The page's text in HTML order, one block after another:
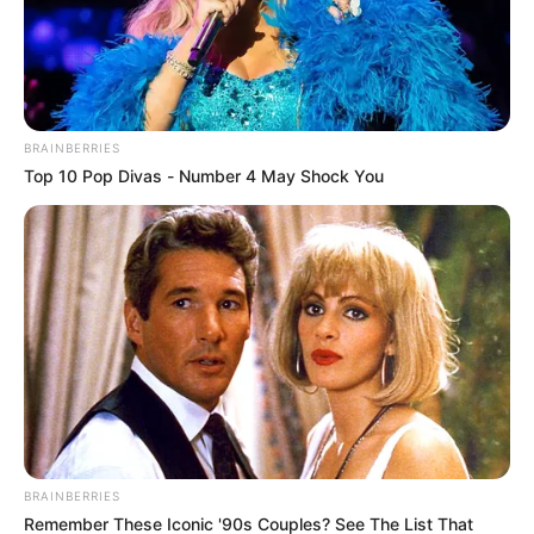
su renuncia apenas terminando el torneo, cuando se creía
que construiría un equipo para pelear el título el año
siguiente.
BRAINBERRIES
Top 10 Pop Divas - Number 4 May Shock You
BRAINBERRIES
Remember These Iconic '90s Couples? See The List That